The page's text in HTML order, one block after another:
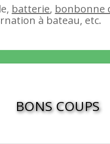
batterie, bonbonne
à bateau, etc.
BONS COUPS